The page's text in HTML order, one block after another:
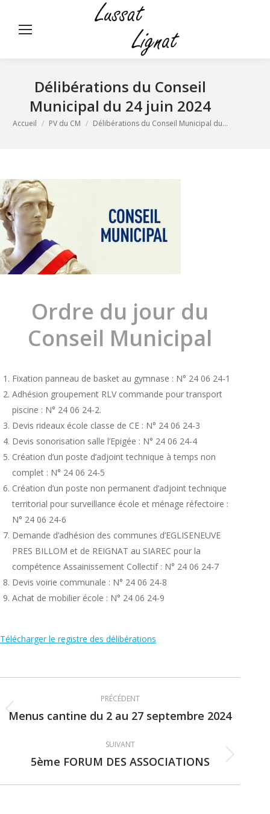
Délibérations du Conseil
Municipal du 24 juin 2024
Vous êtes ici :
Accueil PV du CM Délibérations du Conseil Municipal du…
Ordre du jour du
Conseil Municipal
Fixation panneau de basket au gymnase : N° 24 06 24-1
Adhésion groupement RLV commande pour transport
piscine : N° 24 06 24-2.
Devis rideaux école classe de CE : N° 24 06 24-3
Devis sonorisation salle l’Epigée : N° 24 06 24-4
Création d’un poste d’adjoint technique à temps non
complet : N° 24 06 24-5
Création d’un poste non permanent d’adjoint technique
territorial pour surveillance école et ménage réfectoire :
N° 24 06 24-6
Demande d’adhésion des communes d’EGLISENEUVE
PRES BILLOM et de REIGNAT au SIAREC pour la
compétence Assainissement Collectif : N° 24 06 24-7
Devis voirie communale : N° 24 06 24-8
Achat de mobilier école : N° 24 06 24-9
Télécharger le registre des délibérations
Navigation
article
PRÉCÉDENT
Article
:
Menus cantine du 2 au 27 septembre 2024
SUIVANT
Article
5ème FORUM DES ASSOCIATIONS
Panneau de gestion des cookies